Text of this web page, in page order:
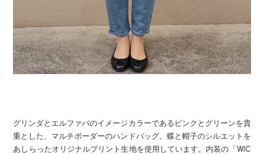
グリンダとエルファバのイメージカラーであるピンクとグリーンを貴
重とした、マルチボーダーのハンドバッグ。蝶と帽子のシルエットを
あしらったオリジナルプリント生地を使用しています。内装の「WIC